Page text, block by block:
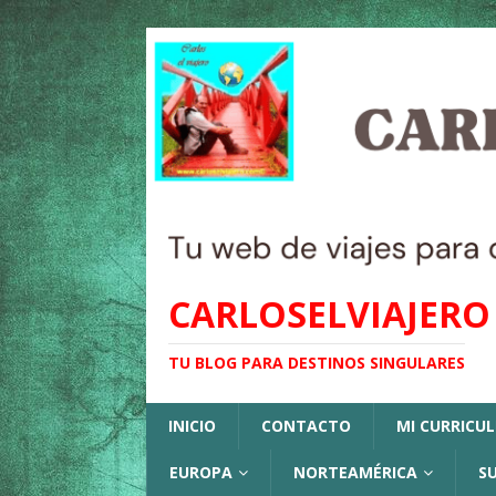
CARLOSELVIAJERO
TU BLOG PARA DESTINOS SINGULARES
INICIO CONTACTO MI
EUROPA NORTEAMÉRICA